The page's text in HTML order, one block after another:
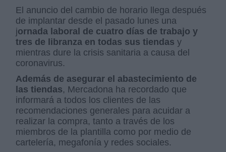
El anuncio del cambio de horario llega después
de implantar desde el pasado lunes una
jornada laboral de cuatro días de trabajo y
tres de libranza en todas sus tiendas y
mientras dure la crisis sanitaria a causa del
coronavirus.
Además de asegurar el abastecimiento de
las tiendas, Mercadona ha recordado que
informará a todos los clientes de las
recomendaciones generales para acuidar a
realizar la compra, tanto a través de los
miembros de la plantilla como por medio de
cartelería, megafonía y redes sociales.